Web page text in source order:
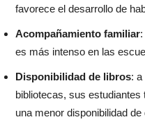
favorece el desarrollo de
Acompañamiento familiar
es más intenso en las
Disponibilidad de libros:
bibliotecas, sus
una menor disponibilidad